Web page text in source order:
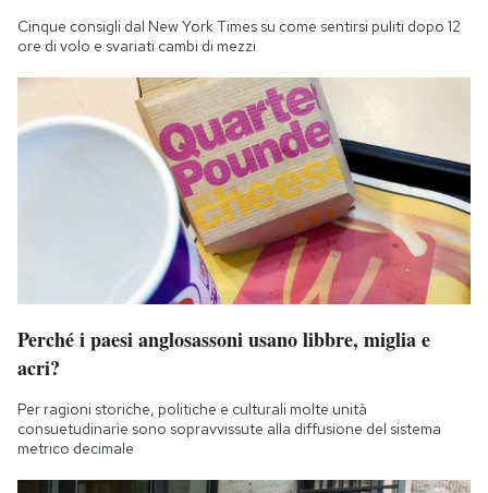
Cinque consigli dal New York Times su come sentirsi puliti dopo 12
ore di volo e svariati cambi di mezzi
Perché i paesi anglosassoni usano libbre, miglia e
acri?
Per ragioni storiche, politiche e culturali molte unità
consuetudinarie sono sopravvissute alla diffusione del sistema
metrico decimale